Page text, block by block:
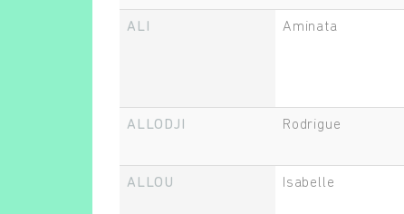
ALI Aminata
ALLODJI Rodrigue
ALLOU Isabelle